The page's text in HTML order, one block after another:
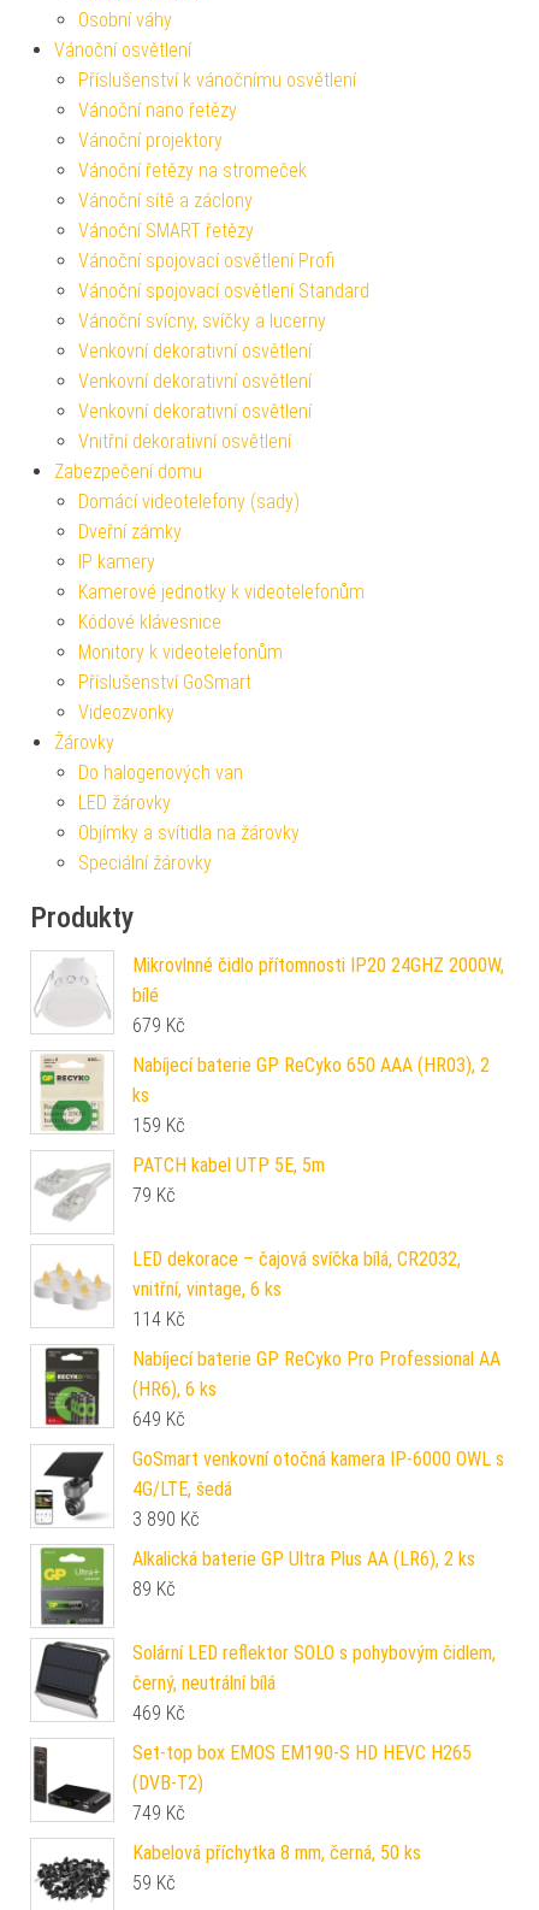
Osobní váhy
Vánoční osvětlení
Příslušenství k vánočnímu osvětlení
Vánoční nano řetězy
Vánoční projektory
Vánoční řetězy na stromeček
Vánoční sítě a záclony
Vánoční SMART řetězy
Vánoční spojovací osvětlení Profi
Vánoční spojovací osvětlení Standard
Vánoční svícny, svíčky a lucerny
Venkovní dekorativní osvětlení
Venkovní dekorativní osvětlení
Venkovní dekorativní osvětlení
Vnitřní dekorativní osvětlení
Zabezpečení domu
Domácí videotelefony (sady)
Dveřní zámky
IP kamery
Kamerové jednotky k videotelefonům
Kódové klávesnice
Monitory k videotelefonům
Příslušenství GoSmart
Videozvonky
Žárovky
Do halogenových van
LED žárovky
Objímky a svítidla na žárovky
Speciální žárovky
Produkty
Mikrovlnné čidlo přítomnosti IP20 24GHZ 2000W,
bílé
679 Kč
Nabíjecí baterie GP ReCyko 650 AAA (HR03), 2
ks
159 Kč
PATCH kabel UTP 5E, 5m
79 Kč
LED dekorace – čajová svíčka bílá, CR2032,
vnitřní, vintage, 6 ks
114 Kč
Nabíjecí baterie GP ReCyko Pro Professional AA
(HR6), 6 ks
649 Kč
GoSmart venkovní otočná kamera IP-6000 OWL s
4G/LTE, šedá
3 890 Kč
Alkalická baterie GP Ultra Plus AA (LR6), 2 ks
89 Kč
Solární LED reflektor SOLO s pohybovým čidlem,
černý, neutrální bílá
469 Kč
Set-top box EMOS EM190-S HD HEVC H265
(DVB-T2)
749 Kč
Kabelová příchytka 8 mm, černá, 50 ks
59 Kč